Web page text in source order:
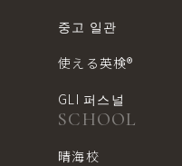
중고 일관
使える英検®︎
GLI 퍼스널
SCHOOL
晴海校